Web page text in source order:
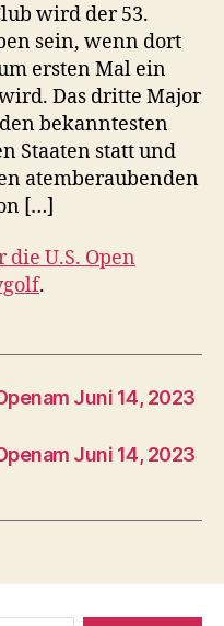
wird der 53.
sein, wenn dort
ersten Mal ein
Das dritte Major
bekanntesten
Staaten statt und
atemberaubenden
[…]
die U.S. Open
.
Juni 14, 2023
Juni 14, 2023